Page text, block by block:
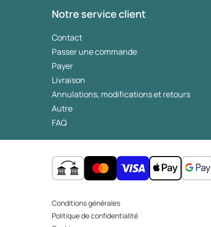
Notre service client
Contact
Passer une commande
Payer
Livraison
Annulations, modifications et retours
Autre
FAQ
Conditions générales
Politique de confidentialité